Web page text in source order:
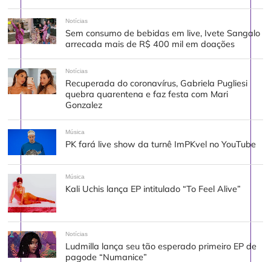
Notícias
Sem consumo de bebidas em live, Ivete Sangalo
arrecada mais de R$ 400 mil em doações
Notícias
Recuperada do coronavírus, Gabriela Pugliesi
quebra quarentena e faz festa com Mari
Gonzalez
Música
PK fará live show da turnê ImPKvel no YouTube
Música
Kali Uchis lança EP intitulado “To Feel Alive”
Notícias
Ludmilla lança seu tão esperado primeiro EP de
pagode “Numanice”